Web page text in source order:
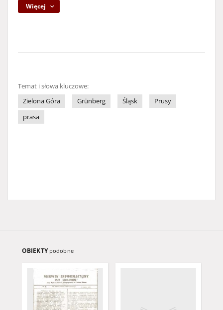
Więcej
Temat i słowa kluczowe:
Zielona Góra
Grünberg Śląsk
Prusy
prasa
OBIEKTY podobne